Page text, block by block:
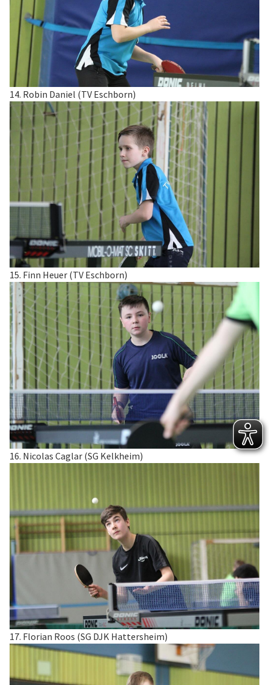
14. Robin Daniel (TV Eschborn)
15. Finn Heuer (TV Eschborn)
16. Nicolas Caglar (SG Kelkheim)
17. Florian Roos (SG DJK Hattersheim)